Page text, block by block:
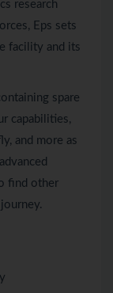
research
Eps sets
facility and its
spare
capabilities,
and more as
find other